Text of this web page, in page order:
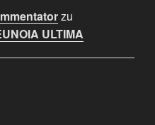
zu
ULTIMA